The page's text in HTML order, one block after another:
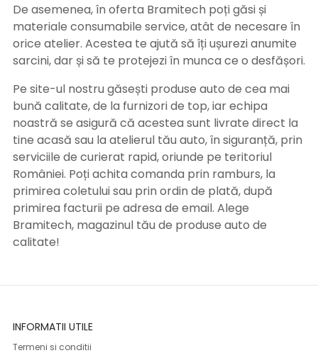
De asemenea, în oferta Bramitech poți găsi și
materiale consumabile service, atât de necesare în
orice atelier. Acestea te ajută să îți ușurezi anumite
sarcini, dar și să te protejezi în munca ce o desfășori.
Pe site-ul nostru găsești produse auto de cea mai
bună calitate, de la furnizori de top, iar echipa
noastră se asigură că acestea sunt livrate direct la
tine acasă sau la atelierul tău auto, în siguranță, prin
serviciile de curierat rapid, oriunde pe teritoriul
României. Poți achita comanda prin ramburs, la
primirea coletului sau prin ordin de plată, după
primirea facturii pe adresa de email. Alege
Bramitech, magazinul tău de produse auto de
calitate!
INFORMATII UTILE
Termeni si conditii